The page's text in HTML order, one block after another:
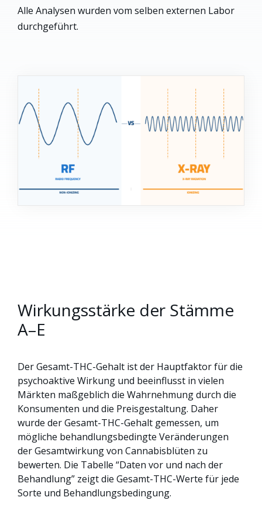
Alle Analysen wurden vom selben externen Labor
durchgeführt.
Wirkungsstärke der Stämme
A–E
Der Gesamt-THC-Gehalt ist der Hauptfaktor für die
psychoaktive Wirkung und beeinflusst in vielen
Märkten maßgeblich die Wahrnehmung durch die
Konsumenten und die Preisgestaltung. Daher
wurde der Gesamt-THC-Gehalt gemessen, um
mögliche behandlungsbedingte Veränderungen
der Gesamtwirkung von Cannabisblüten zu
bewerten. Die Tabelle “Daten vor und nach der
Behandlung” zeigt die Gesamt-THC-Werte für jede
Sorte und Behandlungsbedingung.